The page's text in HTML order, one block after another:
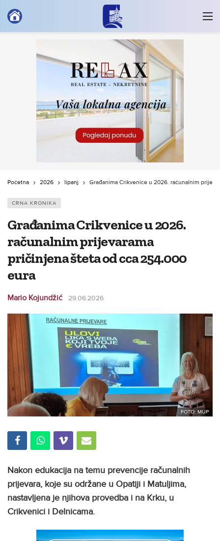
Početna 2026 lipanj Građanima Crikvenice u 2026. računalnim
CRNA KRONIKA
Građanima Crikvenice u 2026.
računalnim prijevarama
pričinjena šteta od cca 254.000
eura
Mario Kojundžić 29.06.2026
FOTO: MUP
Nakon edukacija na temu prevencije računalnih
prijevara, koje su održane u Opatiji i Matuljima,
nastavljena je njihova provedba i na Krku, u
Crikvenici i Delnicama.